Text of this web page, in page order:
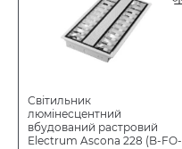
Світильник
люмінесцентний
вбудований растровий
Electrum Ascona 228 (B-FO-